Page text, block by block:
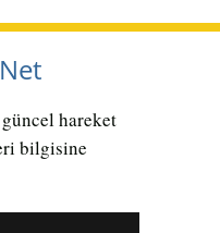
hareket
bilgisine